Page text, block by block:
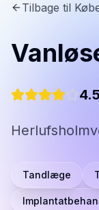
Tilbage til
4.5
Tandlæge